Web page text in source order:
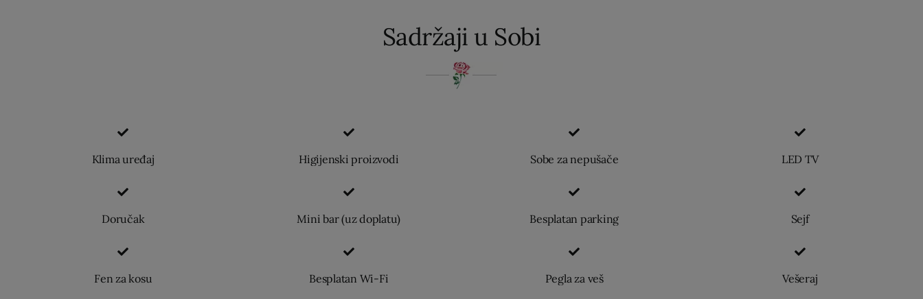
Sadržaji u Sobi
Klima uređaj Higijenski proizvodi Sobe za nepušače LED TV
Doručak Mini bar (uz doplatu) Besplatan parking Sejf
Fen za kosu Besplatan Wi-Fi Pegla za veš Vešeraj